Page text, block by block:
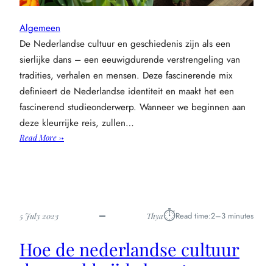
Algemeen
De Nederlandse cultuur en geschiedenis zijn als een
sierlijke dans – een eeuwigdurende verstrengeling van
tradities, verhalen en mensen. Deze fascinerende mix
definieert de Nederlandse identiteit en maakt het een
fascinerend studieonderwerp. Wanneer we beginnen aan
deze kleurrijke reis, zullen…
Read More →:
en
geschiedenis
5 July 2023 Thya⏱︎Read time:2–3 minutes
Hoe de nederlandse cultuur